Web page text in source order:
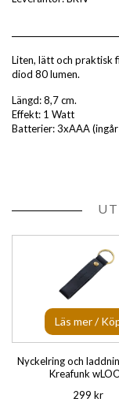
Liten, lätt och praktisk
diod 80 lumen.
Längd: 8,7 cm.
Effekt: 1 Watt
Batterier: 3xAAA (ingår
Läs mer /
Nyckelring och
Kreafunk
299 kr